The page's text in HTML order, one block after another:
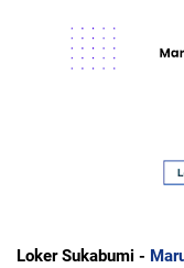
Loker Sukabumi -